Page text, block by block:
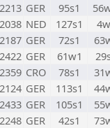
2213 GER 95s1
2038 NED 127s1
2187 GER 72s1
2422 GER 61w1
2359 CRO 78s1
2124 GER 113s1
2433 GER 105s1
2248 GER 42s1